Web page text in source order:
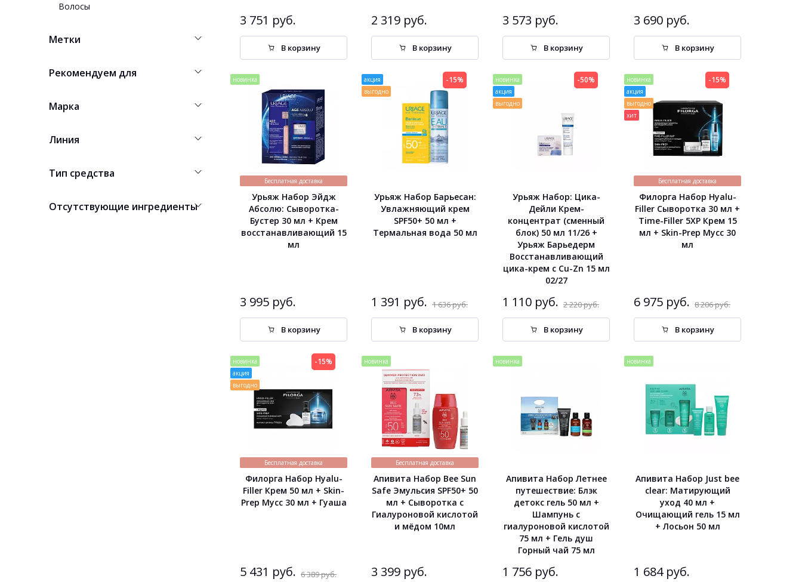
Волосы
Метки
Рекомендуем для
Марка
Линия
Тип средства
Отсутствующие ингредиенты
3 751 руб.
В корзину
2 319 руб.
В корзину
3 573 руб.
В корзину
3 690 руб.
В корзину
новинка
Бесплатная доставка
Урьяж Набор Эйдж
Абсолю: Сыворотка-
Бустер 30 мл + Крем
восстанавливающий 15
мл
3 995 руб.
В корзину
акция
выгодно
Урьяж Набор Барьесан:
Увлажняющий крем
SPF50+ 50 мл +
Термальная вода 50 мл
1 391 руб. 1 636 руб.
-15%
В корзину
новинка
акция
выгодно
Урьяж Набор: Цика-
Дейли Крем-
концентрат (сменный
блок) 50 мл 11/26 +
Урьяж Барьедерм
Восстанавливающий
цика-крем с Cu-Zn 15 мл
02/27
1 110 руб. 2 220 руб.
-50%
В корзину
новинка
акция
выгодно
хит
Бесплатная доставка
Филорга Набор Hyalu-
Filler Сыворотка 30 мл +
Time-Filler 5ХР Крем 15
мл + Skin-Prep Мусс 30
мл
6 975 руб. 8 206 руб.
-15%
В корзину
новинка
акция
выгодно
Бесплатная доставка
Филорга Набор Hyalu-
Filler Крем 50 мл + Skin-
Prep Мусс 30 мл + Гуаша
5 431 руб. 6 389 руб.
-15% новинка
Бесплатная доставка
Апивита Набор Bee Sun
Safe Эмульсия SPF50+ 50
мл + Сыворотка с
Гиалуроновой кислотой
и мёдом 10мл
3 399 руб.
новинка
Апивита Набор Летнее
путешествие: Блэк
детокс гель 50 мл +
Шампунь с
гиалуроновой кислотой
75 мл + Гель душ
Горный чай 75 мл
1 756 руб.
новинка
Апивита Набор Just bee
clear: Матирующий
уход 40 мл +
Очищающий гель 15 мл
+ Лосьон 50 мл
1 684 руб.